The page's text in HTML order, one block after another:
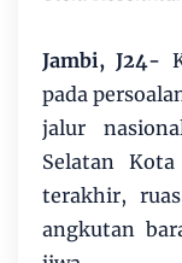
Jambi, J24-
pada
jalur
Selatan
terakhir,
angkutan